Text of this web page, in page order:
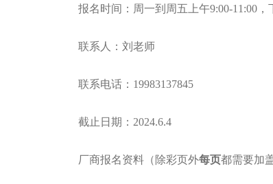
报名时间：周一到周五上午9:00-11:00，
联系人：刘老师
联系电话：19983137845
截止日期：2024.6.4
厂商报名资料 （除彩页外每页都需要加